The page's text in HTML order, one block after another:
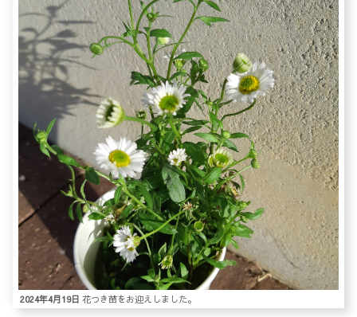
2024年4月19日 花つき苗をお迎えしました。